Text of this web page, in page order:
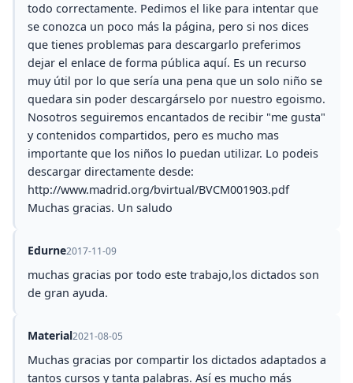
todo correctamente. Pedimos el like para intentar que
se conozca un poco más la página, pero si nos dices
que tienes problemas para descargarlo preferimos
dejar el enlace de forma pública aquí. Es un recurso
muy útil por lo que sería una pena que un solo niño se
quedara sin poder descargárselo por nuestro egoismo.
Nosotros seguiremos encantados de recibir "me gusta"
y contenidos compartidos, pero es mucho mas
importante que los niños lo puedan utilizar. Lo podeis
descargar directamente desde:
http://www.madrid.org/bvirtual/BVCM001903.pdf
Muchas gracias. Un saludo
Edurne2017-11-09
muchas gracias por todo este trabajo,los dictados son
de gran ayuda.
Material2021-08-05
Muchas gracias por compartir los dictados adaptados a
tantos cursos y tanta palabras. Así es mucho más